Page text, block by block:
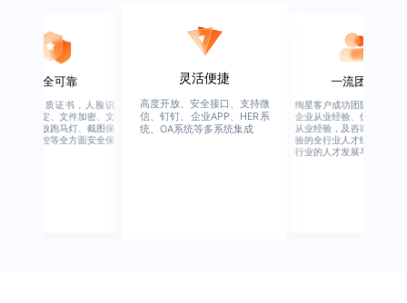
安全可靠
业权威资质证书，人脸识
、设备绑定、文件加密、文
水印、播放跑马灯、截图保
、权限管控等全方面安全保
灵活便捷
高度开放、安全接口、支持微
信、钉钉、企业APP、HER系
统、OA系统等多系统集成
一流团队
绚星客户成功团队，由有多
企业从业经验、优秀培训机
从业经验，及咨询公司从业
验的全行业人才组成，涉猎
行业的人才发展与培养模块